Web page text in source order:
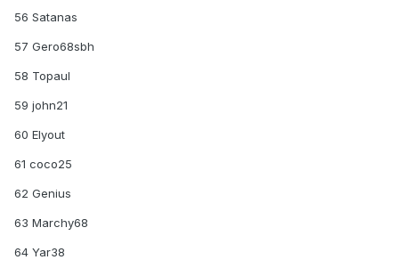
56 Satanas
57 Gero68sbh
58 Topaul
59 john21
60 Elyout
61 coco25
62 Genius
63 Marchy68
64 Yar38